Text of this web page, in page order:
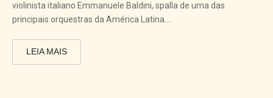
violinista italiano Emmanuele Baldini, spalla de uma das
principais orquestras da América Latina....
LEIA MAIS